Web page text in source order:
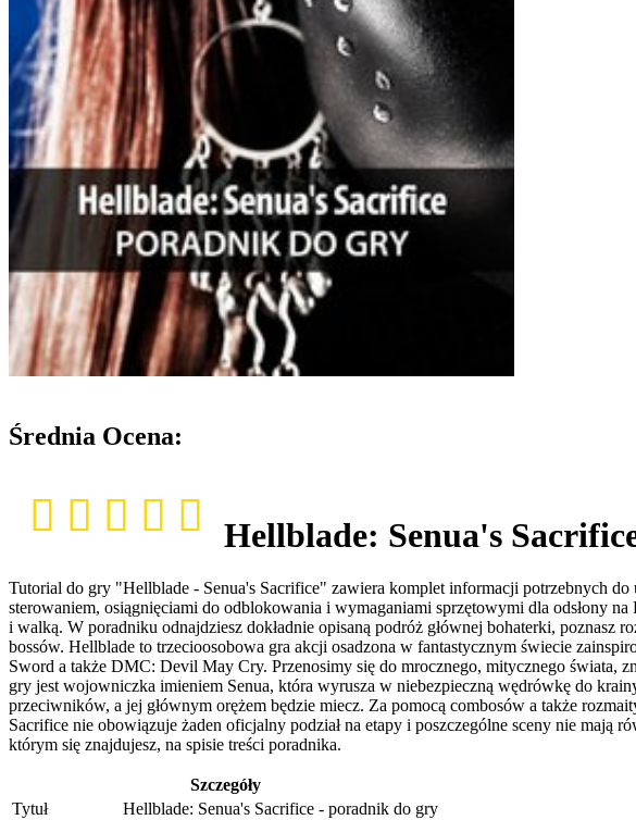
Średnia Ocena:
Hellblade: Senua's
Tutorial do gry "Hellblade - Senua's Sacrifice" zawiera komplet informacji potrzebnych
sterowaniem, osiągnięciami do odblokowania i wymaganiami sprzętowymi dla odsłony
i walką. W poradniku odnajdziesz dokładnie opisaną podróż głównej bohaterki,
bossów. Hellblade to trzecioosobowa gra akcji osadzona w fantastycznym świecie
Sword a także DMC: Devil May Cry. Przenosimy się do mrocznego, mitycznego świata,
gry jest wojowniczka imieniem Senua, która wyrusza w niebezpieczną wędrówkę do
przeciwników, a jej głównym orężem będzie miecz. Za pomocą combosów a także
Sacrifice nie obowiązuje żaden oficjalny podział na etapy i poszczególne sceny nie
którym się znajdujesz, na spisie treści poradnika.
Szczegóły
Tytuł
Hellblade: Senua's Sacrifice - poradnik do gry